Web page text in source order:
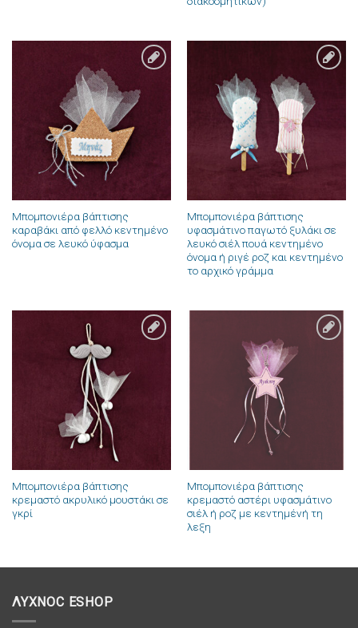
στην λίστα
επιθυμιών
Μπομπονιέρα βάπτισης
καραβάκι από φελλό κεντημένο
όνομα σε λευκό ύφασμα
Πρόσθήκη
στην λίστα
επιθυμιών
Μπομπονιέρα βάπτισης
υφασμάτινο παγωτό ξυλάκι σε
λευκό σιέλ πουά κεντημένο
όνομα ή ριγέ ροζ και κεντημένο
το αρχικό γράμμα
επιθυμιών
Μπομπονιέρα βάπτισης
κρεμαστό ακρυλικό μουστάκι σε
γκρί
Μπομπονιέρα βάπτισης
κρεμαστό αστέρι υφασμάτινο
σιέλ ή ροζ με κεντημένή τη
λεξη
ΛΥΧΝΟC ESHOP